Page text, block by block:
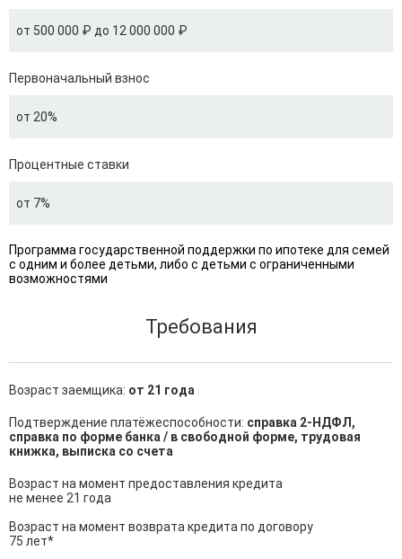
от 500 000 ₽ до 12 000 000 ₽
Первоначальный взнос
от 20%
Процентные ставки
от 7%
Программа государственной поддержки по ипотеке для семей
с одним и более детьми, либо с детьми с ограниченными
возможностями
Требования
Возраст заемщика: от 21 года
Подтверждение платёжеспособности: справка 2-НДФЛ,
справка по форме банка / в свободной форме, трудовая
книжка, выписка со счета
Возраст на момент предоставления кредита
не менее 21 года
Возраст на момент возврата кредита по договору
75 лет*